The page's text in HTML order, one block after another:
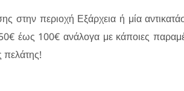
στην περιοχή Εξάρχεια ή μία
έως 100€ ανάλογα με κάποιες
πελάτης!